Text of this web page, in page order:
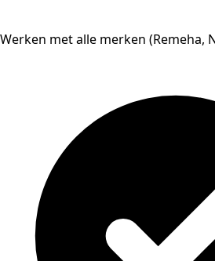
Werken met alle merken (Remeha,